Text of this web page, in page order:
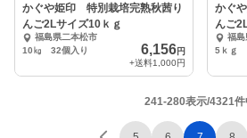
かぐや姫印 特別栽培完熟秋茜り
んご2Lサイズ10ｋｇ
福島県二本松市
10㎏ 32個入り
6,156円
+送料1,000円
かぐ
んご
福島
5ｋｇ
241-280表示/4321件